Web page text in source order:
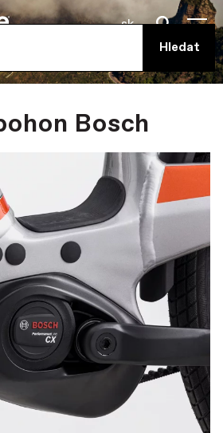
sk
Bosch